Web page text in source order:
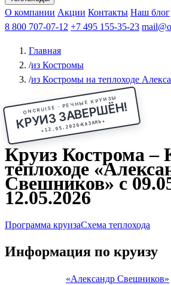
Чебоксарыиз Волгоградаиз Саратова
КазаньВ Нижний НовгородВ ПермьВ
РыбинскНа СоловкиНа ВалаамПо Оке
Афанасий Никитин Октябрьская
ФединАлександр СвешниковИван
МироновА.С.Попов
О компании Акции Контакты Наш блог
8 800 707-07-12 +7 495 155-35-23
Главная
/из Костромы
/из Костромы на теплоходе
ONCRUISE · РЕЧНЫЕ КРУИЗЫ
КРУИЗ ЗАВЕРШЁН!
★12.05.2026КАЗАНЬ★
Круиз Кострома –
теплоходе
Свешников» с
12.05.2026
Программа круизаСхема теплохода
Информация по круизу
«Александр Свешников»